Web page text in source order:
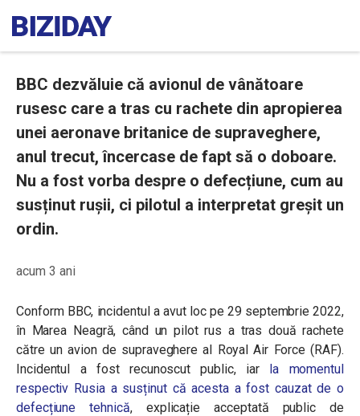
BBC dezvăluie că avionul de vânătoare
rusesc care a tras cu rachete din apropierea
unei aeronave britanice de supraveghere,
anul trecut, încercase de fapt să o doboare.
Nu a fost vorba despre o defecțiune, cum au
susținut rușii, ci pilotul a interpretat greșit un
ordin.
acum 3 ani
Conform BBC, incidentul a avut loc pe 29 septembrie 2022,
în Marea Neagră, când un pilot rus a tras două rachete
către un avion de supraveghere al Royal Air Force (RAF).
Incidentul a fost recunoscut public, iar la momentul
respectiv Rusia a susținut că acesta a fost cauzat de o
defecțiune tehnică, explicație acceptată public de